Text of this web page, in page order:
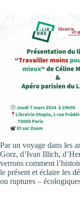
Par un voyage dans les
Gorz, d’Ivan Illich,
verrons comment
le présent et éclaire les
ou ruptures –